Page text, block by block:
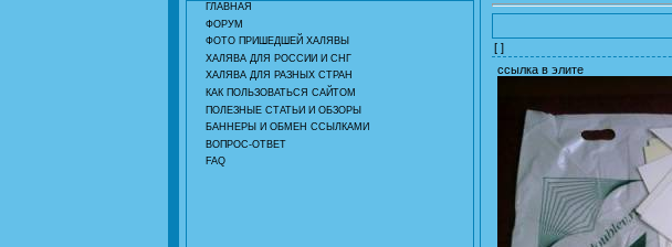
ГЛАВНАЯ
ФОРУМ
ФОТО ПРИШЕДШЕЙ ХАЛЯВЫ
ХАЛЯВА ДЛЯ РОССИИ И СНГ
ХАЛЯВА ДЛЯ РАЗНЫХ СТРАН
КАК ПОЛЬЗОВАТЬСЯ САЙТОМ
ПОЛЕЗНЫЕ СТАТЬИ И ОБЗОРЫ
БАННЕРЫ И ОБМЕН ССЫЛКАМИ
ВОПРОС-ОТВЕТ
FAQ
[ ]
ссылка в элите